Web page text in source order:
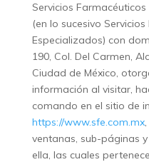
Servicios Farmacéuticos
(en lo sucesivo
Especializados) con
190, Col. Del Carmen,
Ciudad de México,
información al visitar,
comando en el sitio de
https://www.sfe.com.mx
ventanas, sub-páginas
ella, las cuales